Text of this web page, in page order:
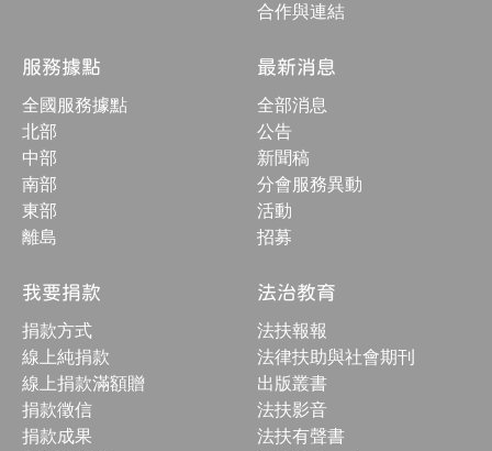
合作與連結
服務據點
全國服務據點
北部
中部
南部
東部
離島
最新消息
全部消息
公告
新聞稿
分會服務異動
活動
招募
我要捐款
捐款方式
線上純捐款
線上捐款滿額贈
捐款徵信
捐款成果
法治教育
法扶報報
法律扶助與社會期刊
出版叢書
法扶影音
法扶有聲書